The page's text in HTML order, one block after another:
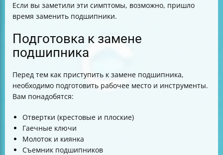
Если вы заметили эти симптомы, возможно, пришло
время заменить подшипники.
Подготовка к замене
подшипника
Перед тем как приступить к замене подшипника,
необходимо подготовить рабочее место и инструменты.
Вам понадобятся:
Отвертки (крестовые и плоские)
Гаечные ключи
Молоток и киянка
Съемник подшипников